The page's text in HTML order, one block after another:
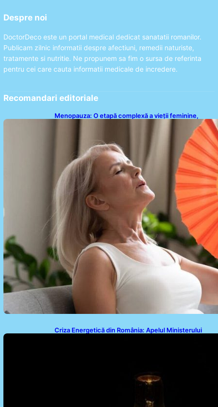
Despre noi
DoctorDeco este un portal medical dedicat sanatatii romanilor.
Publicam zilnic informatii despre afectiuni, remedii naturiste,
tratamente si nutritie. Ne propunem sa fim o sursa de referinta
pentru cei care cauta informatii medicale de incredere.
Recomandari editoriale
Menopauza: O etapă complexă a vieții feminine,
Criza Energetică din România: Apelul Ministerului